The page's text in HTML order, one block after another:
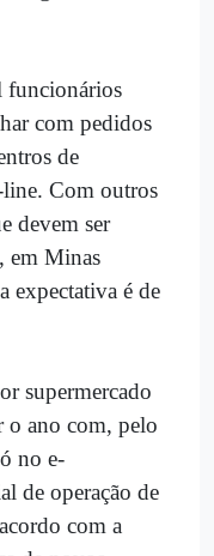
funcionários
com pedidos
de
Com outros
devem ser
em Minas
expectativa é de
supermercado
o ano com, pelo
no e-
de operação de
com a